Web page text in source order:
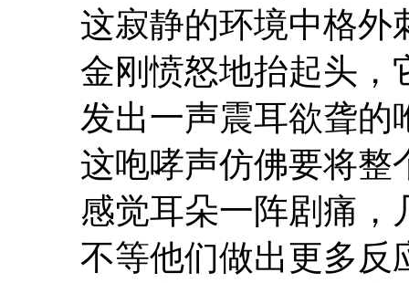
这寂静的环境中格外
金刚愤怒地抬起头，
发出一声震耳欲聋的
这咆哮声仿佛要将整
感觉耳朵一阵剧痛，
不等他们做出更多反